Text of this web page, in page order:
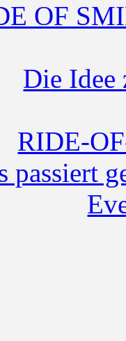
OF
Die Idee
RIDE-
passiert